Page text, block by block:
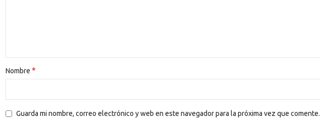
Nombre *
Guarda mi nombre, correo electrónico y web en este navegador para la próxima vez que comente.